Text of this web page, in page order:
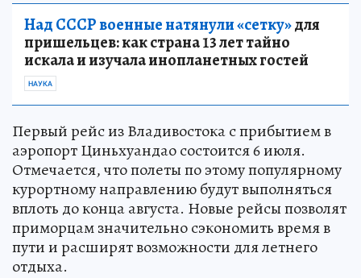
Над СССР военные натянули «сетку»для
пришельцев: как страна 13 лет тайно
искала и изучала инопланетных гостей
НАУКА
Первый рейс из Владивостока с прибытием в
аэропорт Циньхуандао состоится 6 июля.
Отмечается, что полеты по этому популярному
курортному направлению будут выполняться
вплоть до конца августа. Новые рейсы позволят
приморцам значительно сэкономить время в
пути и расширят возможности для летнего
отдыха.